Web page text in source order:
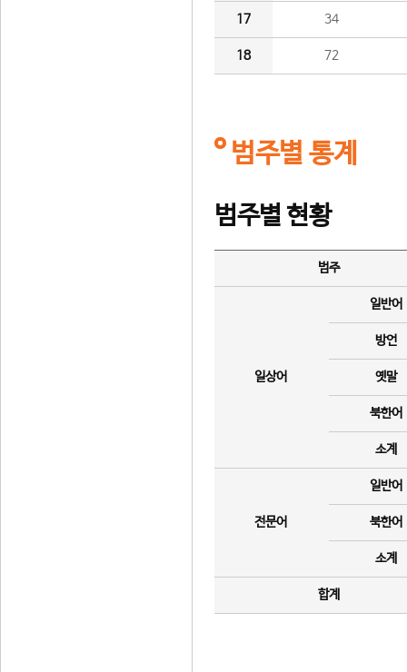
17 34
18 72
범주별 통계
범주별 현황
범주
일상어
일반어
방언
옛말
북한어
소계
전문어
일반어
북한어
소계
합계